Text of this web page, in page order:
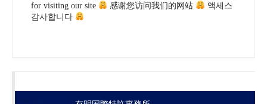
for visiting our site
感谢您访问我们的网站
액세스
감사합니다